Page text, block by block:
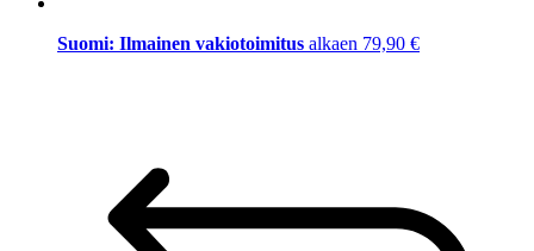
Suomi: Ilmainen vakiotoimitus alkaen 79,90 €